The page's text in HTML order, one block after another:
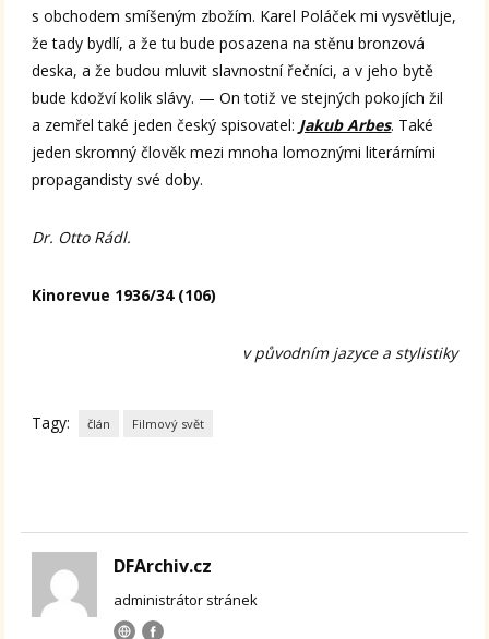
s obchodem smíšeným zbožím. Karel Poláček mi vysvětluje,
že tady bydlí, a že tu bude posazena na stěnu bronzová
deska, a že budou mluvit slavnostní řečníci, a v jeho bytě
bude kdožví kolik slávy. — On totiž ve stejných pokojích žil
a zemřel také jeden český spisovatel: Jakub Arbes. Také
jeden skromný člověk mezi mnoha lomoznými literárními
propagandisty své doby.
Dr. Otto Rádl.
Kinorevue 1936/34 (106)
v původním jazyce a stylistiky
Tagy: člán Filmový svět
DFArchiv.cz
administrátor stránek